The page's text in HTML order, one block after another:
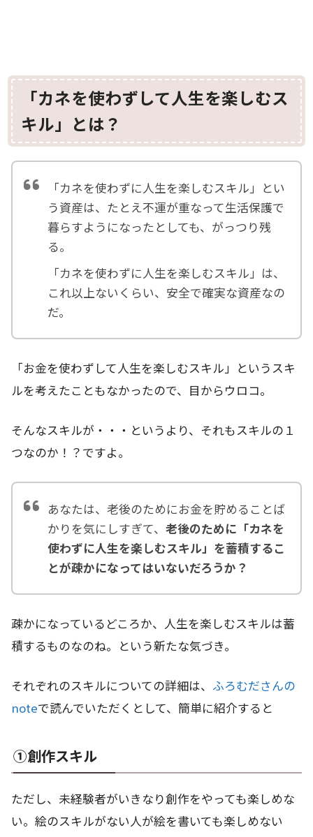
「カネを使わずして人生を楽しむス
キル」とは？
「カネを使わずに人生を楽しむスキル」とい
う資産は、たとえ不運が重なって生活保護で
暮らすようになったとしても、がっつり残
る。
「カネを使わずに人生を楽しむスキル」は、
これ以上ないくらい、安全で確実な資産なの
だ。
「お金を使わずして人生を楽しむスキル」というスキ
ルを考えたこともなかったので、目からウロコ。
そんなスキルが・・・というより、それもスキルの１
つなのか！？ですよ。
あなたは、老後のためにお金を貯めることば
かりを気にしすぎて、 老後のために「カネを
使わずに人生を楽しむスキル」を蓄積するこ
とが疎かになってはいないだろうか？
疎かになっているどころか、人生を楽しむスキルは蓄
積するものなのね。という新たな気づき。
それぞれのスキルについての詳細は、 ふろむださんの
noteで読んでいただくとして、簡単に紹介すると
①創作スキル
ただし、未経験者がいきなり創作をやっても楽しめな
い。絵のスキルがない人が絵を書いても楽しめない